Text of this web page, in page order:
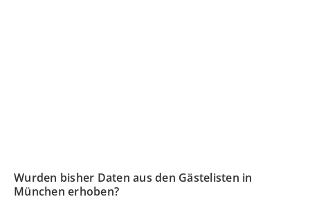
Wurden bisher Daten aus den Gästelisten in
München erhoben?